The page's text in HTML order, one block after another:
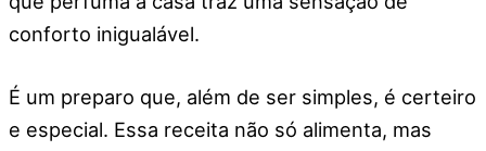
conforto inigualável.
É um preparo que, além de ser simples, é certeiro
e especial. Essa receita não só alimenta, mas